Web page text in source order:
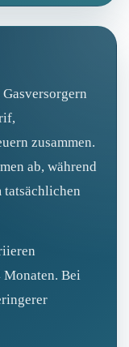
zusammen.
ab, während
tatsächlichen
Bei